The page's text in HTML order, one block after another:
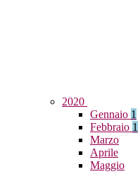
2020
Gennaio 1
Febbraio 1
Marzo
Aprile
Maggio